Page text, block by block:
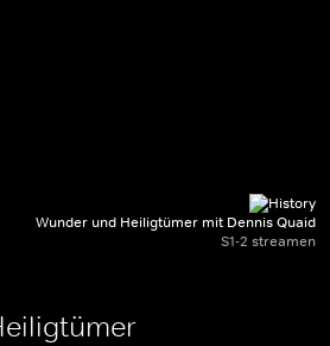
Wunder und Heiligtümer mit Dennis Quaid
S1-2 streamen